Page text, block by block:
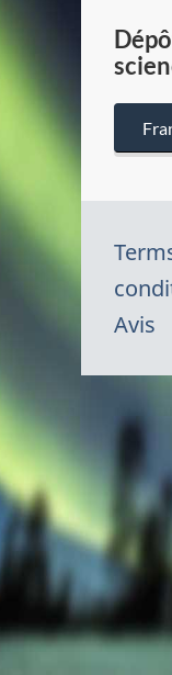
Avis